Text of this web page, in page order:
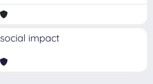
social impact